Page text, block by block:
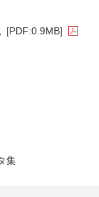
[PDF:0.9MB]
集